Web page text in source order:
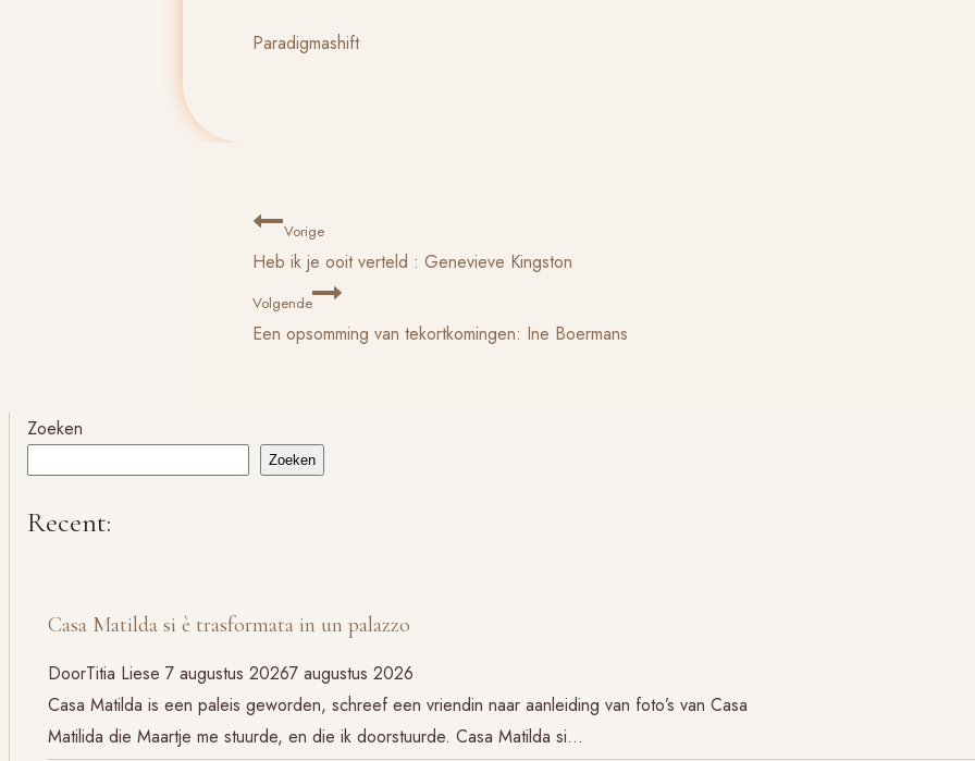
Paradigmashift
Bericht
navigatie
Vorige
Heb ik je ooit verteld : Genevieve Kingston
Volgende
Een opsomming van tekortkomingen: Ine Boermans
Zoeken
Zoeken
Recent:
Casa Matilda si è trasformata in un palazzo
DoorTitia Liese 7 augustus 20267 augustus 2026
Casa Matilda is een paleis geworden, schreef een vriendin naar aanleiding van foto’s van Casa
Matilida die Maartje me stuurde, en die ik doorstuurde. Casa Matilda si…